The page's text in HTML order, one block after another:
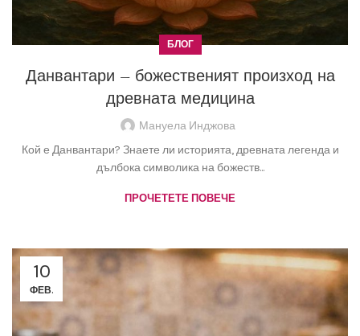
БЛОГ
Данвантари – божественият произход на
древната медицина
Мануела Инджова
Кой е Данвантари? Знаете ли историята, древната легенда и
дълбока символика на божеств...
ПРОЧЕТЕТЕ ПОВЕЧЕ
10
ФЕВ.